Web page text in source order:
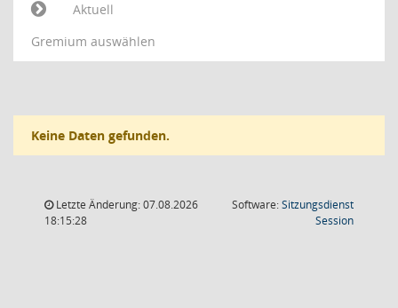
Aktuell
Gremium auswählen
Keine Daten gefunden.
Letzte Änderung: 07.08.2026
18:15:28
Software:Sitzungsdienst
Session(Wird in